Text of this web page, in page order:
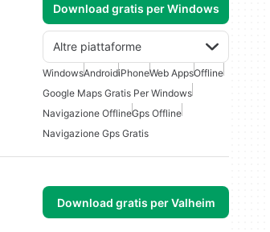
Download gratis per Windows
Altre piattaforme
WindowsAndroidiPhoneWeb AppsOffline
Google Maps Gratis Per Windows
Navigazione OfflineGps Offline
Navigazione Gps Gratis
Download gratis per Valheim